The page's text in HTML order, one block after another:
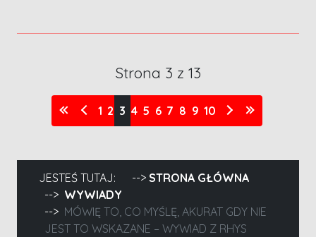
Strona 3 z 13
1 2 3 4 5 6 7 8 9 10
JESTEŚ TUTAJ:
STRONA GŁÓWNA
WYWIADY
MÓWIĘ TO, CO MYŚLĘ, AKURAT GDY NIE
JEST TO WSKAZANE – WYWIAD Z RHYS